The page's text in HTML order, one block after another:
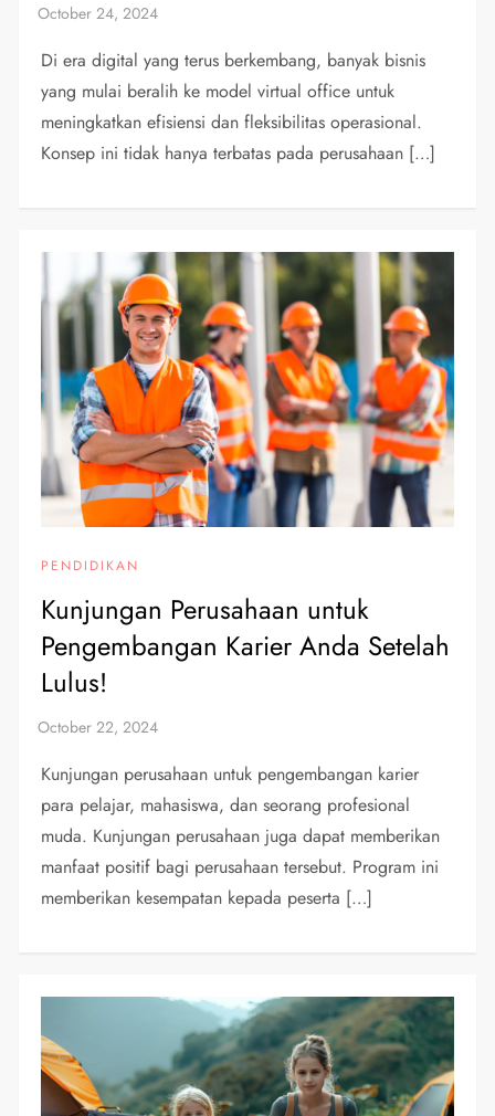
Di era digital yang terus berkembang, banyak bisnis
yang mulai beralih ke model virtual office untuk
meningkatkan efisiensi dan fleksibilitas operasional.
Konsep ini tidak hanya terbatas pada perusahaan […]
PENDIDIKAN
Kunjungan Perusahaan untuk
Pengembangan Karier Anda Setelah
Lulus!
Kunjungan perusahaan untuk pengembangan karier
para pelajar, mahasiswa, dan seorang profesional
muda. Kunjungan perusahaan juga dapat memberikan
manfaat positif bagi perusahaan tersebut. Program ini
memberikan kesempatan kepada peserta […]